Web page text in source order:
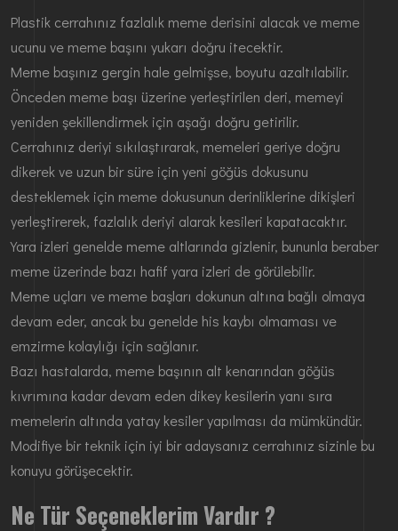
Plastik cerrahınız fazlalık meme derisini alacak ve meme
ucunu ve meme başını yukarı doğru itecektir.
Meme başınız gergin hale gelmişse, boyutu azaltılabilir.
Önceden meme başı üzerine yerleştirilen deri, memeyi
yeniden şekillendirmek için aşağı doğru getirilir.
Cerrahınız deriyi sıkılaştırarak, memeleri geriye doğru
dikerek ve uzun bir süre için yeni göğüs dokusunu
desteklemek için meme dokusunun derinliklerine dikişleri
yerleştirerek, fazlalık deriyi alarak kesileri kapatacaktır.
Yara izleri genelde meme altlarında gizlenir, bununla beraber
meme üzerinde bazı hafif yara izleri de görülebilir.
Meme uçları ve meme başları dokunun altına bağlı olmaya
devam eder, ancak bu genelde his kaybı olmaması ve
emzirme kolaylığı için sağlanır.
Bazı hastalarda, meme başının alt kenarından göğüs
kıvrımına kadar devam eden dikey kesilerin yanı sıra
memelerin altında yatay kesiler yapılması da mümkündür.
Modifiye bir teknik için iyi bir adaysanız cerrahınız sizinle bu
konuyu görüşecektir.
Ne Tür Seçeneklerim Vardır ?